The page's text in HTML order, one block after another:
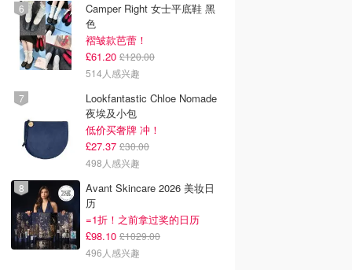
Camper Right 女士平底鞋 黑
色
褶皱款芭蕾！
£61.20 £120.00
514人感兴趣
Lookfantastic Chloe Nomade
夜埃及小包
低价买奢牌 冲！
£27.37 £30.00
498人感兴趣
Avant Skincare 2026 美妆日
历
=1折！之前拿过奖的日历
£98.10 £1029.00
496人感兴趣